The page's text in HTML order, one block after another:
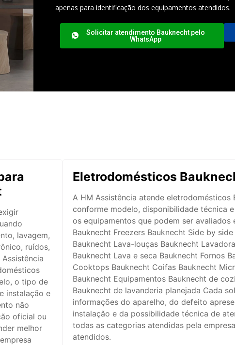
apenas para identificação dos equipamentos atendidos.
Solicitar atendimento Bauknecht pelo
WhatsApp
lavagem,
ruídos,
o tipo de
instalação e
não
oficial ou
melhor
Eletrodomésticos
A HM Assistência atende eletrodomésticos
conforme modelo, disponibilidade técnica
os equipamentos que podem ser avaliados
Bauknecht Freezers Bauknecht Side by
Bauknecht Lava-louças Bauknecht
Bauknecht Lava e seca Bauknecht Fornos
Cooktops Bauknecht Coifas Bauknecht
Bauknecht Equipamentos Bauknecht de
Bauknecht de lavanderia planejada Cada
informações do aparelho, do defeito
instalação e da possibilidade técnica de
todas as categorias atendidas pela
atendidos.